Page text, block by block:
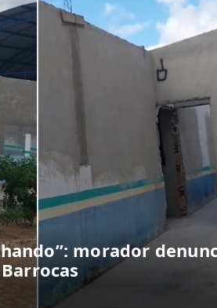
morador